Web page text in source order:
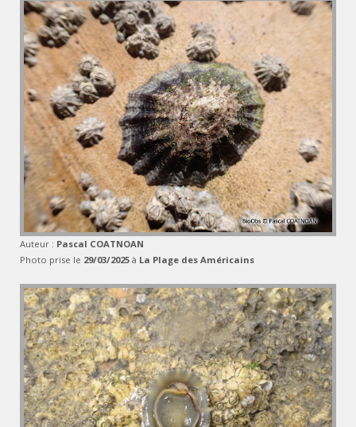
Auteur : Pascal COATNOAN
Photo prise le 29/03/2025 à La Plage des Américains